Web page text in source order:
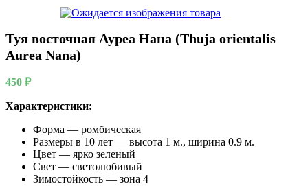
Туя восточная Ауреа Нана (Thuja orientalis
Aurea Nana)
450 ₽
Характеристики:
Форма — ромбическая
Размеры в 10 лет — высота 1 м., ширина 0.9 м.
Цвет — ярко зеленый
Свет — светолюбивый
Зимостойкость — зона 4